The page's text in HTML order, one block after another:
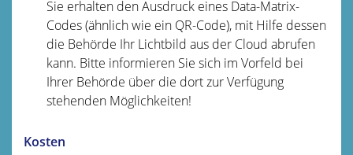
Sie erhalten den Ausdruck eines Data-Matrix-
Codes (ähnlich wie ein QR-Code), mit Hilfe dessen
die Behörde Ihr Lichtbild aus der Cloud abrufen
kann. Bitte informieren Sie sich im Vorfeld bei
Ihrer Behörde über die dort zur Verfügung
stehenden Möglichkeiten!
Kosten